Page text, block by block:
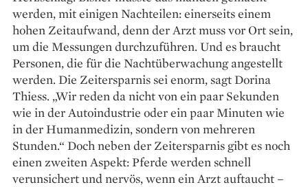
werden, mit einigen ­Nachteilen: einerseits einem
hohen Zeitaufwand, denn der Arzt muss vor Ort sein,
um die Messungen durchzuführen. Und es braucht
Personen, die für die Nachtüberwachung angestellt
werden. Die Zeitersparnis sei enorm, sagt Dorina
Thiess. „Wir reden da nicht von ein paar Sekunden
wie in der Auto­industrie oder ein paar Minuten wie
in der ­Humanmedizin, sondern von mehreren
Stunden.“ Doch neben der Zeitersparnis gibt es noch
einen zweiten Aspekt: Pferde werden schnell
verunsichert und nervös, wenn ein Arzt auftaucht –